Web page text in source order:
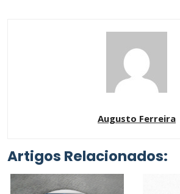
Augusto Ferreira
Artigos Relacionados: